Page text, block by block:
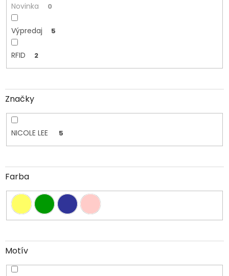
Novinka 0
Výpredaj 5
RFID 2
Značky
NICOLE LEE 5
Farba
Motív